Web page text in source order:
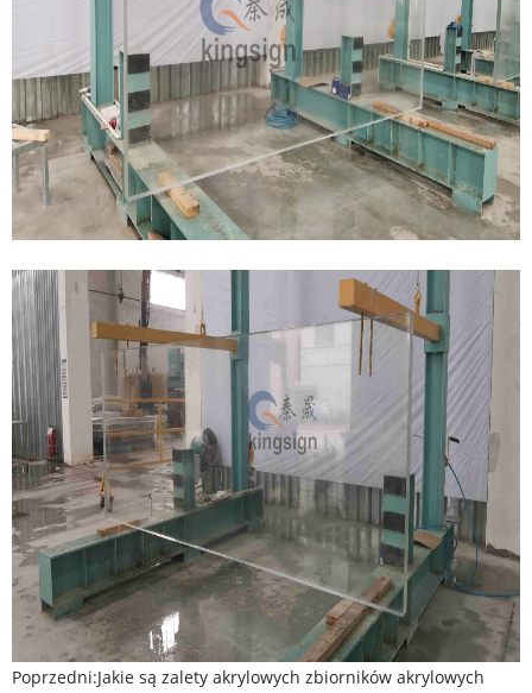
Poprzedni:Jakie są zalety akrylowych zbiorników akrylowych